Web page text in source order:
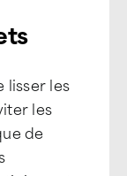
lisser les
les
de